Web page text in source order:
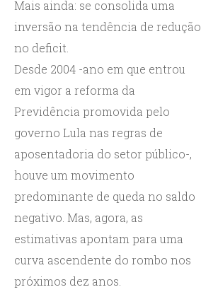
Mais ainda: se consolida uma
inversão na tendência de redução
no deficit.
Desde 2004 -ano em que entrou
em vigor a reforma da
Previdência promovida pelo
governo Lula nas regras de
aposentadoria do setor público-,
houve um movimento
predominante de queda no saldo
negativo. Mas, agora, as
estimativas apontam para uma
curva ascendente do rombo nos
próximos dez anos.